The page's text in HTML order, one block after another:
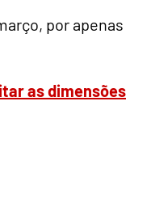
por apenas
as dimensões